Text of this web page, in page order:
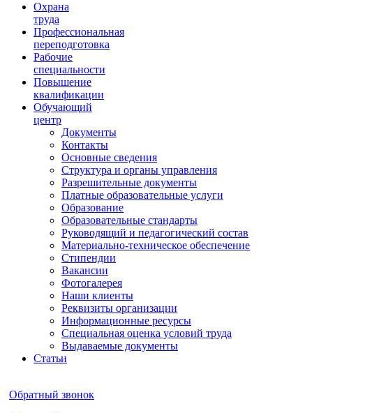
Ориентир охраны труда
Охрана
труда
Профессиональная
переподготовка
Рабочие
специальности
Повышение
квалификации
Обучающий
центр
Документы
Контакты
Основные сведения
Структура и органы управления
Разрешительные документы
Платные образовательные услуги
Образование
Образовательные стандарты
Руководящий и педагогический состав
Материально-техническое обеспечение
Стипендии
Вакансии
Фотогалерея
Наши клиенты
Реквизиты организации
Информационные ресурсы
Специальная оценка условий труда
Выдаваемые документы
Статьи
Обратный звонок